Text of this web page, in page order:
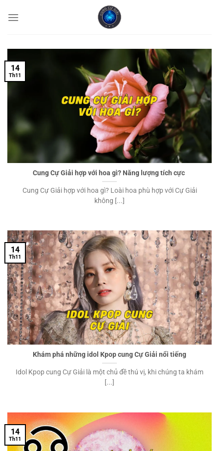
đến
Cung Cự Giải hợp với hoa gì? Năng lượng tích cực
Cung Cự Giải hợp với hoa gì? Loài hoa phù hợp với Cự Giải
không [...]
14
Th11
Khám phá những idol Kpop cung Cự Giải nổi tiếng
Idol Kpop cung Cự Giải là một chủ đề thú vị, khi chúng ta khám
[...]
14
Th11
14
Th11